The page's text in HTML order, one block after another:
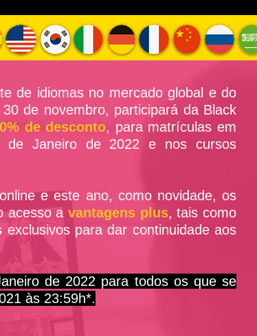
de idiomas no mercado global e do
de novembro, participará da Black
de desconto, para matrículas em
de Janeiro de 2022 e nos cursos
e este ano, como novidade, os
acesso a vantagens plus, tais como
para dar continuidade aos
de 2022 para todos os que se
às 23:59h*.